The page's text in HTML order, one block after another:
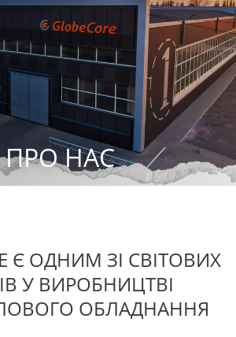
ПРО НАС
Є ОДНИМ ЗІ СВІТОВИХ
У ВИРОБНИЦТВІ
ОБЛАДНАННЯ